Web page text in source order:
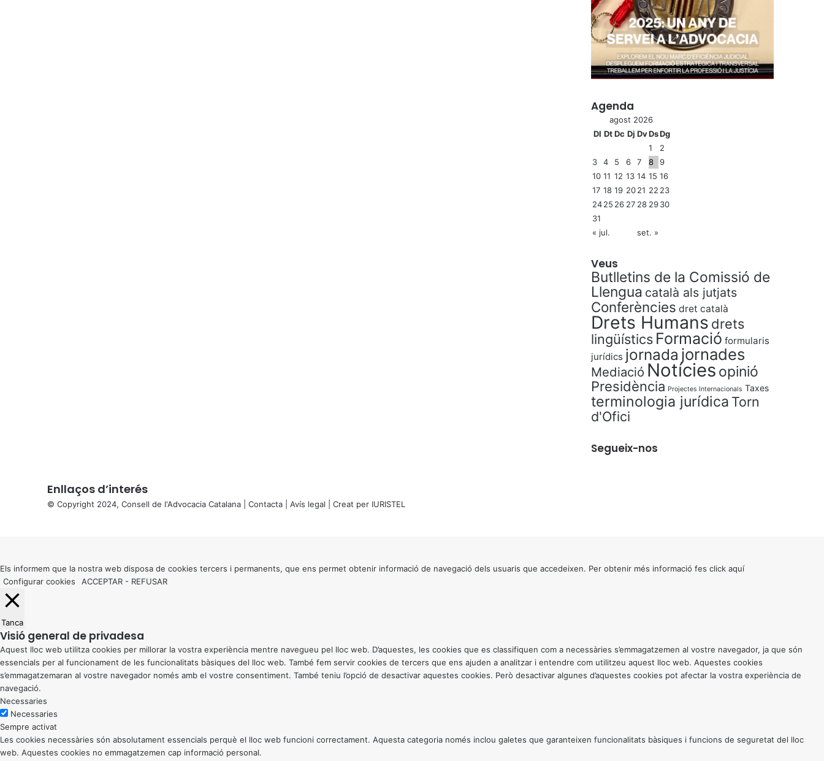
Agenda
agost 2026
Dl Dt Dc Dj DvDsDg
1
2
3
4 5 6 7 8
9
10 11 12 13 14 15 16
17 18 19 2021 22 23
2425 26 27 28 2930
31
« jul.
set. »
Veus
Butlletins de la Comissió de
Llengua català als jutjats
Conferències dret català
Drets Humans drets
lingüístics Formació formularis
jurídics jornada jornades
Mediació Notícies opinió
Presidència Projectes Internacionals Taxes
terminologia jurídica Torn
d'Ofici
Segueix-nos
Enllaços d’interés
© Copyright 2024, Consell de l'Advocacia Catalana | Contacta Avís legal | Creat per IURISTEL
button
Els informem que la nostra web disposa de cookies tercers i permanents, que ens permet obtenir informació de navegació dels usuaris que accedeixen. Per obtenir més informació fes click aquí
Configurar cookies
ACCEPTAR - REFUSAR
Tanca
Visió general de privadesa
Aquest lloc web utilitza cookies per millorar la vostra experiència mentre navegueu pel lloc web. D’aquestes, les cookies que es classifiquen com a necessàries s’emmagatzemen al vostre navegador, ja que són
essencials per al funcionament de les funcionalitats bàsiques del lloc web. També fem servir cookies de tercers que ens ajuden a analitzar i entendre com utilitzeu aquest lloc web. Aquestes cookies
s’emmagatzemaran al vostre navegador només amb el vostre consentiment. També teniu l’opció de desactivar aquestes cookies. Però desactivar algunes d’aquestes cookies pot afectar la vostra experiència de
navegació.
Necessaries
Necessaries
Sempre activat
Les cookies necessàries són absolutament essencials perquè el lloc web funcioni correctament. Aquesta categoria només inclou galetes que garanteixen funcionalitats bàsiques i funcions de seguretat del lloc
web. Aquestes cookies no emmagatzemen cap informació personal.